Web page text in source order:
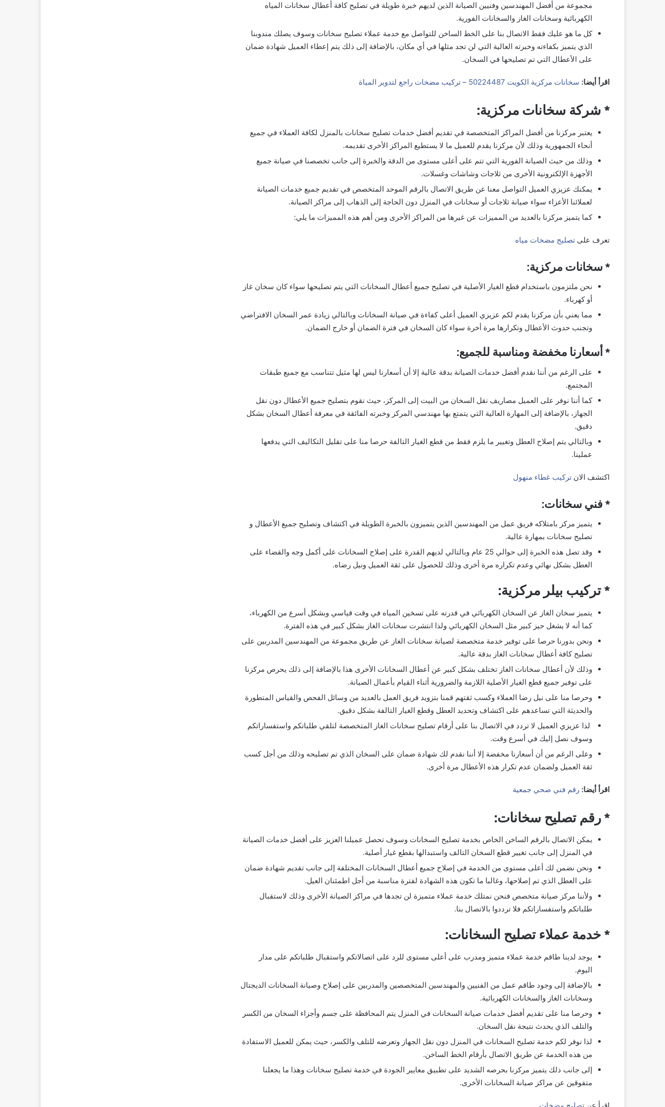
مجموعة من أفضل المهندسين وفنيين الصيانة الذين لديهم خبرة طويلة في تصليح كافة أعطال سخانات المياه
الكهربائية وسخانات الغاز والسخانات الفورية.
كل ما هو عليك فقط الاتصال بنا على الخط الساخن للتواصل مع خدمة عملاء تصليح سخانات وسوف يصلك مندوبنا
الذي يتميز بكفاءته وخبرته العالية التي لن تجد مثلها في أي مكان، بالإضافة إلى ذلك يتم إعطاء العميل شهادة ضمان
على الأعطال التي تم تصليحها في السخان.
اقرأ أيضا: سخانات مركزية الكويت 50224487 – تركيب مضخات راجع لتدوير المياة
* شركة سخانات مركزية:
يعتبر مركزنا من أفضل المراكز المتخصصة في تقديم أفضل خدمات تصليح سخانات بالمنزل لكافة العملاء في جميع
أنحاء الجمهورية وذلك لأن مركزنا يقدم للعميل ما لا يستطيع المراكز الأخرى تقديمه.
وذلك من حيث الصيانة الفورية التي تتم على أعلى مستوى من الدقة والخبرة إلى جانب تخصصنا في صيانة جميع
الأجهزة الإلكترونية الأخرى من ثلاجات وشاشات وغسلات.
يمكنك عزيزي العميل التواصل معنا عن طريق الاتصال بالرقم الموحد المتخصص في تقديم جميع خدمات الصيانة
لعملائنا الأعزاء سواء صيانة ثلاجات أو سخانات في المنزل دون الحاجة إلى الذهاب إلى مراكز الصيانة.
كما يتميز مركزنا بالعديد من المميزات عن غيرها من المراكز الأخرى ومن أهم هذه المميزات ما يلي:
تعرف على تصليح مضخات مياه
* سخانات مركزية:
نحن ملتزمون باستخدام قطع الغيار الأصلية في تصليح جميع أعطال السخانات التي يتم تصليحها سواء كان سخان غاز
أو كهرباء.
مما يعني بأن مركزنا يقدم لكم عزيزي العميل أعلى كفاءة في صيانة السخانات وبالتالي زيادة عمر السخان الافتراضي
وتجنب حدوث الأعطال وتكرارها مرة أخرة سواء كان السخان في فترة الضمان أو خارج الضمان.
* أسعارنا مخفضة ومناسبة للجميع:
على الرغم من أننا نقدم أفضل خدمات الصيانة بدقة عالية إلا أن أسعارنا ليس لها مثيل تتناسب مع جميع طبقات
المجتمع.
كما أننا نوفر على العميل مصاريف نقل السخان من البيت إلى المركز، حيث نقوم بتصليح جميع الأعطال دون نقل
الجهاز، بالإضافة إلى المهارة العالية التي يتمتع بها مهندسي المركز وخبرته الفائقة في معرفة أعطال السخان بشكل
دقيق.
وبالتالي يتم إصلاح العطل وتغيير ما يلزم فقط من قطع الغيار التالفة حرصا منا على تقليل التكاليف التي يدفعها
عملينا.
اكتشف الان تركيب غطاء منهول
* فني سخانات:
يتميز مركز بامتلاكه فريق عمل من المهندسين الذين يتميزون بالخبرة الطويلة في اكتشاف وتصليح جميع الأعطال و
تصليح سخانات بمهارة عالية.
وقد تصل هذه الخبرة إلى حوالي 25 عام وبالتالي لديهم القدرة على إصلاح السخانات على أكمل وجه والقضاء على
العطل بشكل نهائي وعدم تكراره مرة أخرى وذلك للحصول على ثقة العميل ونيل رضاه.
* تركيب بيلر مركزية:
يتميز سخان الغاز عن السخان الكهربائي في قدرته على تسخين المياه في وقت قياسي وبشكل أسرع من الكهرباء،
كما أنه لا يشغل حيز كبير مثل السخان الكهربائي ولذا انتشرت سخانات الغاز بشكل كبير في هذه الفترة.
ونحن بدورنا حرصا على توفير خدمة متخصصة لصيانة سخانات الغاز عن طريق مجموعة من المهندسين المدربين على
تصليح كافة أعطال سخانات الغاز بدقة عالية.
وذلك لأن أعطال سخانات الغاز تختلف بشكل كبير عن أعطال السخانات الأخرى هذا بالإضافة إلى ذلك يحرص مركزنا
على توفير جميع قطع الغيار الأصلية اللازمة والضرورية أثناء القيام بأعمال الصيانة.
وحرصا منا على نيل رضا العملاء وكسب ثقتهم قمنا بتزويد فريق العمل بالعديد من وسائل الفحص والقياس المتطورة
والحديثة التي تساعدهم على اكتشاف وتحديد العطل وقطع الغيار التالفة بشكل دقيق.
لذا عزيزي العميل لا تردد في الاتصال بنا على أرقام تصليح سخانات الغاز المتخصصة لتلقي طلباتكم واستفساراتكم
وسوف نصل إليك في أسرع وقت.
وعلى الرغم من أن أسعارنا مخفضة إلا أننا نقدم لك شهادة ضمان على السخان الذي تم تصليحه وذلك من أجل كسب
ثقة العميل ولضمان عدم تكرار هذه الأعطال مرة أخرى.
اقرأ أيضا: رقم فني صحي جمعية
* رقم تصليح سخانات:
يمكن الاتصال بالرقم الساخن الخاص بخدمة تصليح السخانات وسوف تحصل عميلنا العزيز على أفضل خدمات الصيانة
في المنزل إلى جانب تغيير قطع السخان التالف واستبدالها بقطع غيار أصلية.
ونحن نضمن لك أعلى مستوى من الخدمة في إصلاح جميع أعطال السخانات المختلفة إلى جانب تقديم شهادة ضمان
على العطل الذي تم إصلاحها، وغالبا ما تكون هذه الشهادة لفترة مناسبة من أجل اطمئنان العيل.
ولأننا مركز صيانة متخصص فنحن نمتلك خدمة عملاء متميزة لن تجدها في مراكز الصيانة الأخرى وذلك لاستقبال
طلباتكم واستفساراتكم فلا ترددوا بالاتصال بنا.
* خدمة عملاء تصليح السخانات:
يوجد لدينا طاقم خدمة عملاء متميز ومدرب على أعلى مستوى للرد على اتصالاتكم واستقبال طلباتكم على مدار
اليوم.
بالإضافة إلى وجود طاقم عمل من الفنيين والمهندسين المتخصصين والمدربين على إصلاح وصيانة السخانات الديجتال
وسخانات الغاز والسخانات الكهربائية.
وحرصا منا على تقديم أفضل خدمات صيانة السخانات في المنزل يتم المحافظة على جسم وأجزاء السخان من الكسر
والتلف الذي يحدث نتيجة نقل السخان.
لذا نوفر لكم خدمة تصليح السخانات في المنزل دون نقل الجهاز وتعرضه للتلف والكسر، حيث يمكن للعميل الاستفادة
من هذه الخدمة عن طريق الاتصال بأرقام الخط الساخن.
إلى جانب ذلك يتميز مركزنا بحرصه الشديد على تطبيق معايير الجودة في خدمة تصليح سخانات وهذا ما يجعلنا
متفوقين عن مراكز صيانة السخانات الأخرى.